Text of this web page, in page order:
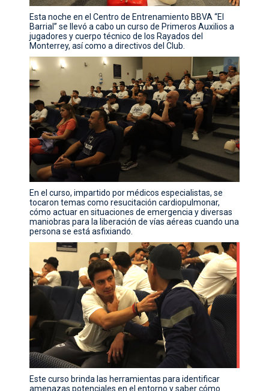
Esta noche en el Centro de Entrenamiento BBVA “El
Barrial” se llevó a cabo un curso de Primeros Auxilios a
jugadores y cuerpo técnico de los Rayados del
Monterrey, así como a directivos del Club.
En el curso, impartido por médicos especialistas, se
tocaron temas como resucitación cardiopulmonar,
cómo actuar en situaciones de emergencia y diversas
maniobras para la liberación de vías aéreas cuando una
persona se está asfixiando.
Este curso brinda las herramientas para identificar
amenazas potenciales en el entorno y saber cómo